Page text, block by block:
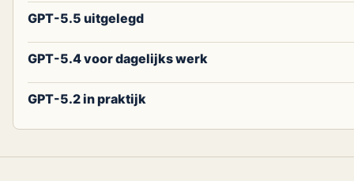
GPT-5.5 uitgelegd
GPT-5.4 voor dagelijks werk
GPT-5.2 in praktijk